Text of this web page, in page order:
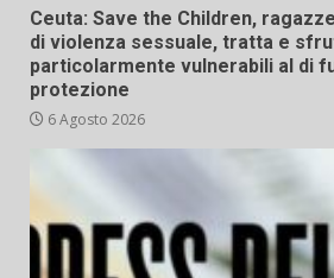
Ceuta: Save the Children,
di violenza sessuale, tratta e
particolarmente vulnerabili al di
protezione
6 Agosto 2026